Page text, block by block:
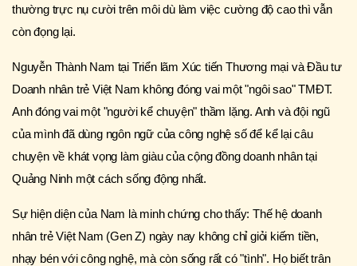
thường trực nụ cười trên môi dù làm việc cường độ cao thì vẫn
còn đọng lại.
Nguyễn Thành Nam tại Triển lãm Xúc tiến Thương mại và Đầu tư
Doanh nhân trẻ Việt Nam không đóng vai một "ngôi sao" TMĐT.
Anh đóng vai một "người kể chuyện" thầm lặng. Anh và đội ngũ
của mình đã dùng ngôn ngữ của công nghệ số để kể lại câu
chuyện về khát vọng làm giàu của cộng đồng doanh nhân tại
Quảng Ninh một cách sống động nhất.
Sự hiện diện của Nam là minh chứng cho thấy: Thế hệ doanh
nhân trẻ Việt Nam (Gen Z) ngày nay không chỉ giỏi kiếm tiền,
nhạy bén với công nghệ, mà còn sống rất có "tình". Họ biết trân